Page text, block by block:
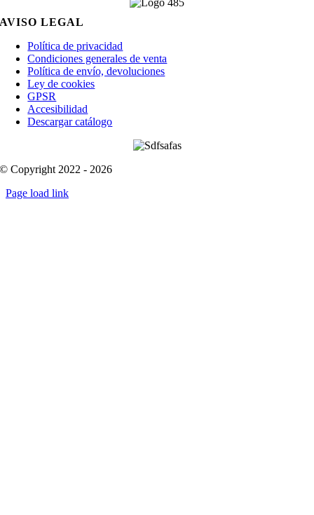
AVISO LEGAL
Política de privacidad
Condiciones generales de venta
Política de envío, devoluciones
Ley de cookies
GPSR
Accesibilidad
Descargar catálogo
© Copyright 2022 - 2026
Page load link